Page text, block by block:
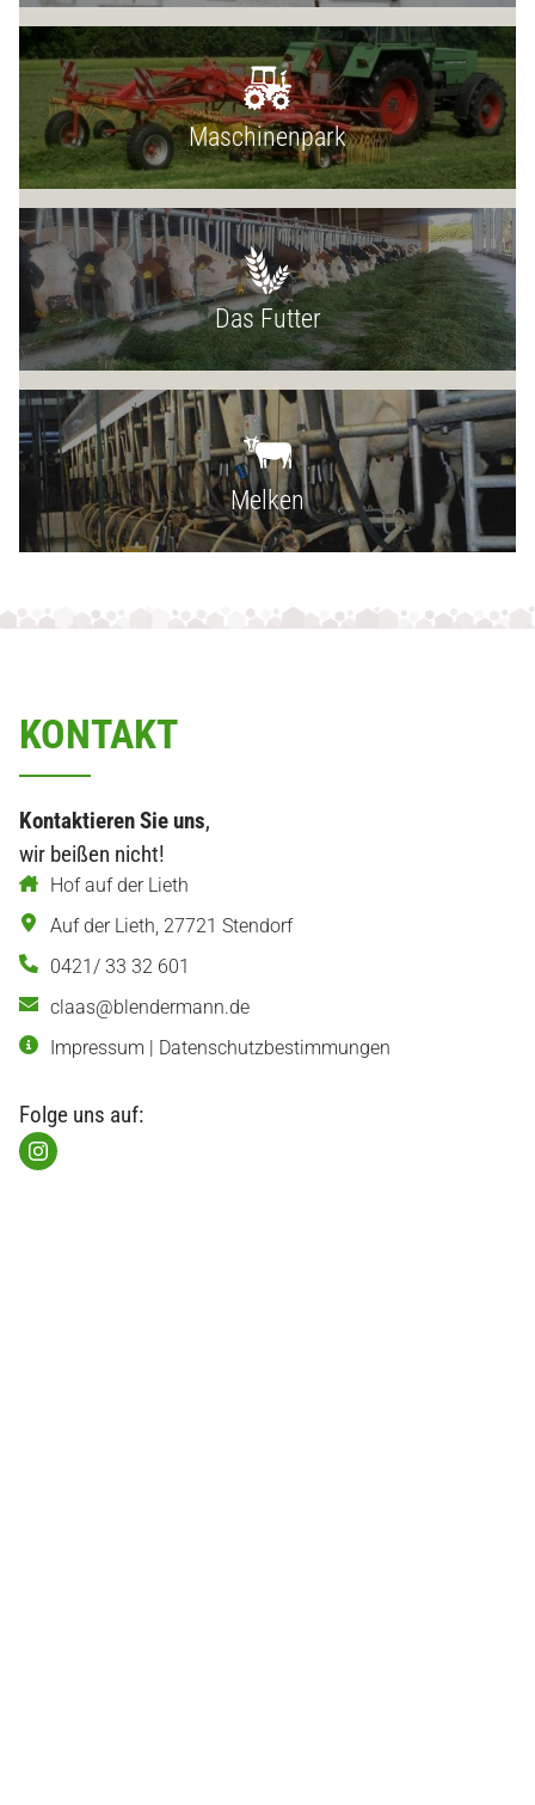
Maschinenpark
Das Futter
Melken
KONTAKT
Kontaktieren Sie uns,
wir beißen nicht!
Hof auf der Lieth
Auf der Lieth, 27721 Stendorf
0421/ 33 32 601
claas@blendermann.de
Impressum | Datenschutzbestimmungen
Folge uns auf: